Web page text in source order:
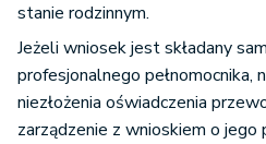
stanie rodzinnym.
Jeżeli wniosek jest składany
profesjonalnego pełnomocnika,
niezłożenia oświadczenia
zarządzenie z wnioskiem o jego